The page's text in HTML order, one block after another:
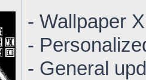
- Wallpaper
-
- General